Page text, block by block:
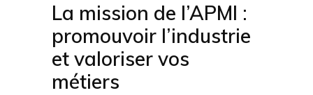
La mission de l’APMI :
promouvoir l’industrie
et valoriser vos
métiers